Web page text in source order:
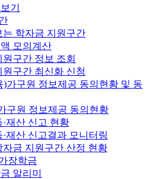
기
는 학자금 지원구간
모의계산
원구간 정보 조회
원구간 최신화 신청
)가구원 정보제공 동의현황 및 동
구원 정보제공 동의현황
·재산 신고 현황
·재산 신고결과 모니터링
자금 지원구간 산정 현황
장학금
알리미